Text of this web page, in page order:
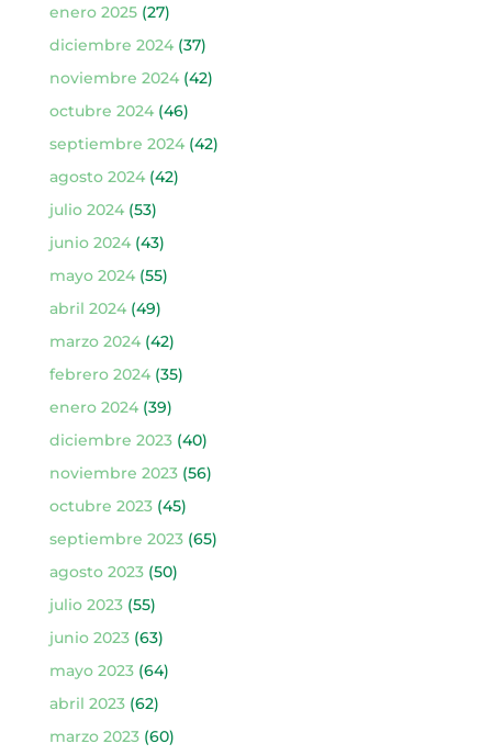
enero 2025(27)
diciembre 2024(37)
noviembre 2024(42)
octubre 2024(46)
septiembre 2024(42)
agosto 2024(42)
julio 2024(53)
junio 2024(43)
mayo 2024(55)
abril 2024(49)
marzo 2024(42)
febrero 2024(35)
enero 2024(39)
diciembre 2023(40)
noviembre 2023(56)
octubre 2023(45)
septiembre 2023(65)
agosto 2023(50)
julio 2023(55)
junio 2023(63)
mayo 2023(64)
abril 2023(62)
marzo 2023(60)